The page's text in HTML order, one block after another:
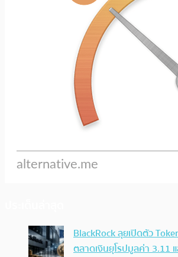
BlackRock ลุยเปิดตัว
ตลาดเงินยุโรปมูลค่า 3.11